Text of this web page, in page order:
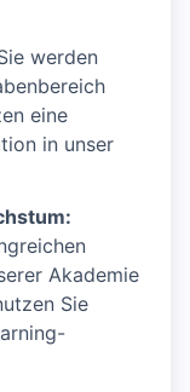
werden
eine
in unser
Akademie
Sie